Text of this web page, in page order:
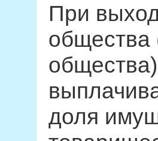
При
общества
доля